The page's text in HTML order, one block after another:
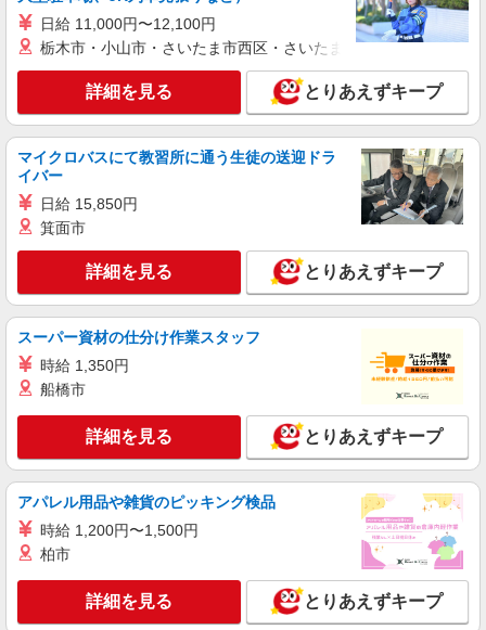
キープ 詳細を見る
株式会社kotrio /●NG-H-2029537
安城駅｜リハビリ補助などのデイサービス
STAFF♪未経験OK
時給1500円〜2125円 ＜日払い有/週払い有/交
詳細を見る
派遣社員
株式会社kotrio /●NG-H-1907549
安城市*デイでの生活補助☆新たなスキルを身
時給1500円〜2150円 ＜日払い有/週払い有/交
通費全支給(ガソリン代含む)＞
安城市
キープ 詳細を見る
派遣社員
株式会社kotrio /●NG-H-1815145
夕方までのデイサービス☆車の運転できる方優
遇【安城市】
日給 11,000円〜12,100円
栃木市・小山市・さいたま市西区・さいたま市岩槻区・久喜市・
詳細を見る とりあえずキープ
マイクロバスにて教習所に通う生徒の送迎ドラ
イバー
日給 15,850円
箕面市
詳細を見る とりあえずキープ
スーパー資材の仕分け作業スタッフ
時給 1,350円
船橋市
詳細を見る とりあえずキープ
アパレル用品や雑貨のピッキング検品
時給 1,200円〜1,500円
柏市
詳細を見る とりあえずキープ